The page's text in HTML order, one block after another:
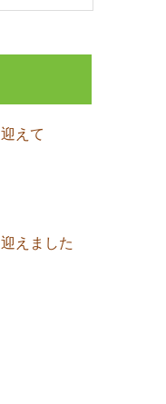
えて
えました